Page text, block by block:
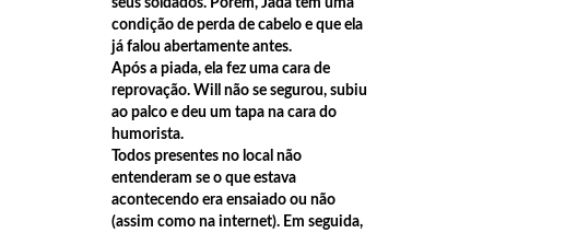
criminosa.
21:48PUNHAL VERDE E AMARELO
21:46Dentista morre em passeio de quadriciclo em Minas Gerais.
21:40Influenciadora digital é presa suspeita de ameaçar de morte
21:37Em visita histórica ao Amazonas, governador Wilson Lima
21:31TCE-AM participa da abertura do Encontro Nacional de
seus soldados. Porém, Jada tem uma
condição de perda de cabelo e que ela
já falou abertamente antes.
Após a piada, ela fez uma cara de
reprovação. Will não se segurou, subiu
ao palco e deu um tapa na cara do
humorista.
Todos presentes no local não
entenderam se o que estava
acontecendo era ensaiado ou não
(assim como na internet). Em seguida,